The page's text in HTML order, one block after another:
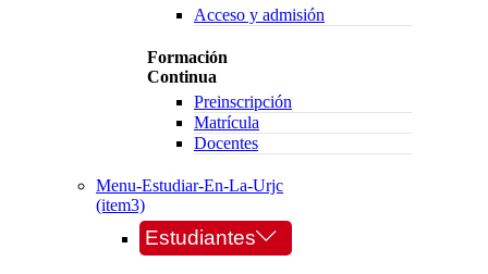
Acceso y admisión
Formación
Continua
Preinscripción
Matrícula
Docentes
Menu-Estudiar-En-La-Urjc
(item3)
Estudiantes